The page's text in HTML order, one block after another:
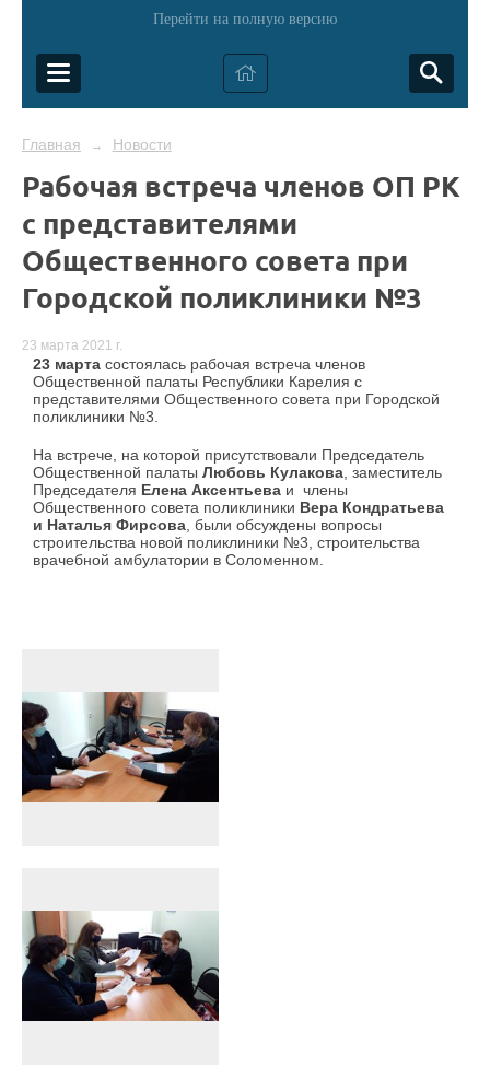
Перейти на полную версию
Главная → Новости
Рабочая встреча членов ОП РК
с представителями
Общественного совета при
Городской поликлиники №3
23 марта 2021 г.
23 марта состоялась рабочая встреча членов
Общественной палаты Республики Карелия с
представителями Общественного совета при Городской
поликлиники №3.
На встрече, на которой присутствовали Председатель
Общественной палаты Любовь Кулакова , заместитель
Председателя Елена Аксентьева и члены
Общественного совета поликлиники Вера Кондратьева
и Наталья Фирсова , были обсуждены вопросы
строительства новой поликлиники №3, строительства
врачебной амбулатории в Соломенном.